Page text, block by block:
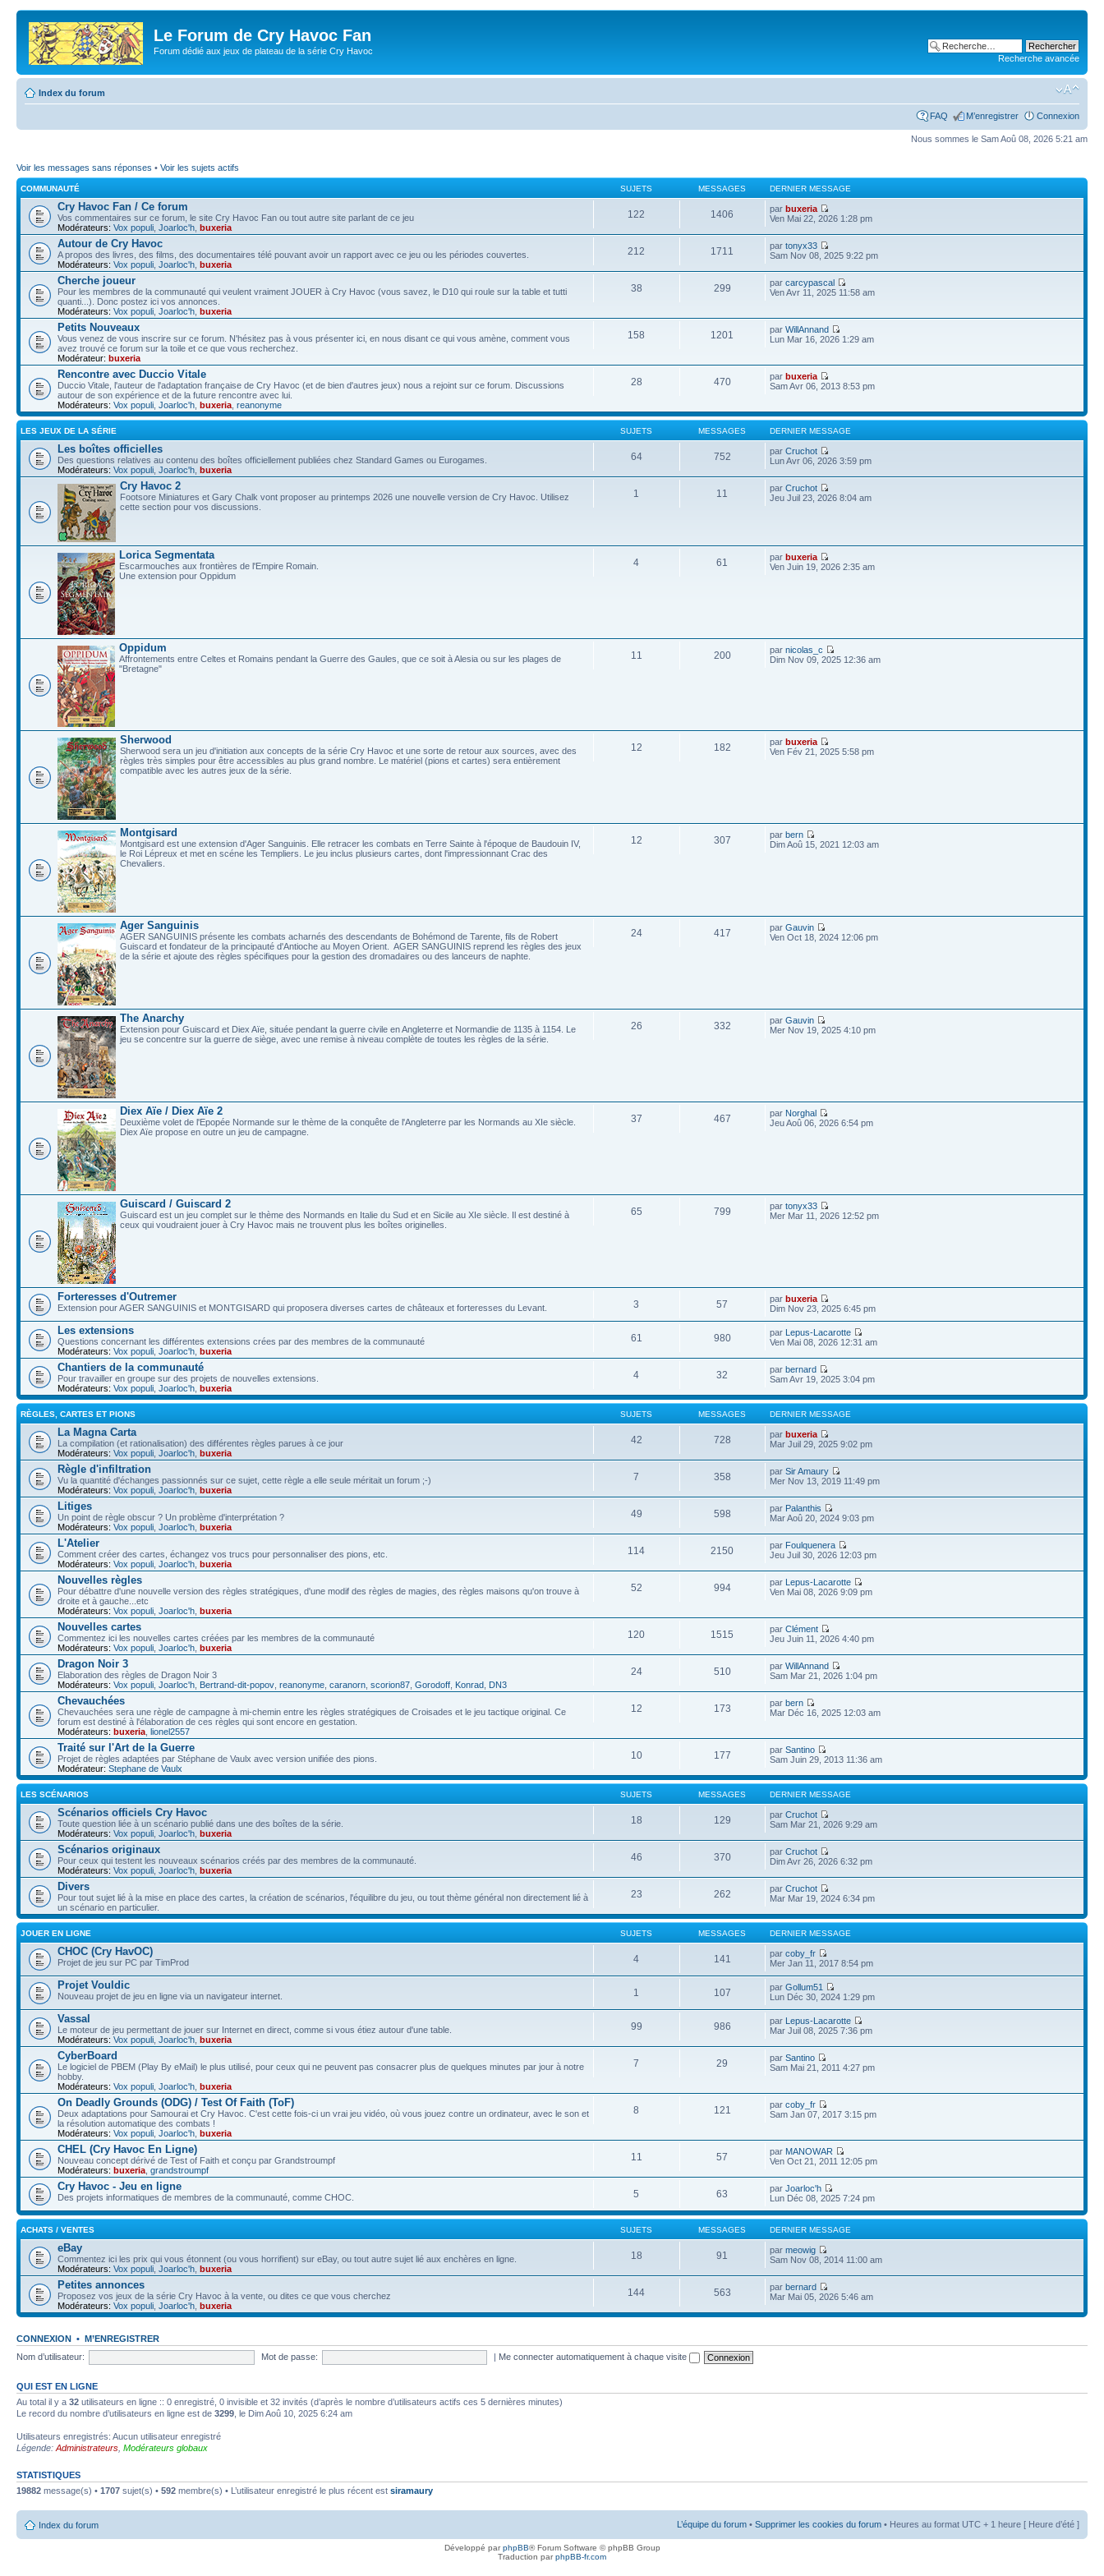
Le Forum de Cry Havoc Fan
Forum dédié aux jeux de plateau de la série Cry Havoc
Recherche avancée
Index du forum
FAQ M’enregistrer Connexion
Nous sommes le Sam Aoû 08, 2026 5:21 am
Voir les messages sans réponses • Voir les sujets actifs
COMMUNAUTÉ SUJETS MESSAGES DERNIER MESSAGE
Cry Havoc Fan / Ce forum
Vos commentaires sur ce forum, le site Cry Havoc Fan ou tout autre site parlant de ce jeu
Modérateurs: Vox populi Joarloc'h buxeria
122 1406 parbuxeria
Ven Mai 22, 2026 1:28 pm
Autour de Cry Havoc
A propos des livres, des films, des documentaires télé pouvant avoir un rapport avec ce jeu ou les périodes couvertes.
Modérateurs: Vox populi Joarloc'h buxeria
212 1711 partonyx33
Sam Nov 08, 2025 9:22 pm
Cherche joueur
Pour les membres de la communauté qui veulent vraiment JOUER à Cry Havoc (vous savez, le D10 qui roule sur la table et tutti
quanti...). Donc postez ici vos annonces.
Modérateurs: Vox populi Joarloc'h buxeria
38 299 parcarcypascal
Ven Avr 11, 2025 11:58 am
Petits Nouveaux
Vous venez de vous inscrire sur ce forum. N'hésitez pas à vous présenter ici, en nous disant ce qui vous amène, comment vous
avez trouvé ce forum sur la toile et ce que vous recherchez.
Modérateur: buxeria
158 1201 parWillAnnand
Lun Mar 16, 2026 1:29 am
Rencontre avec Duccio Vitale
Duccio Vitale, l'auteur de l'adaptation française de Cry Havoc (et de bien d'autres jeux) nous a rejoint sur ce forum. Discussions
autour de son expérience et de la future rencontre avec lui.
Modérateurs: Vox populi Joarloc'h buxeria reanonyme
28 470 parbuxeria
Sam Avr 06, 2013 8:53 pm
LES JEUX DE LA SÉRIE SUJETS MESSAGES DERNIER MESSAGE
Les boîtes officielles
Des questions relatives au contenu des boîtes officiellement publiées chez Standard Games ou Eurogames.
Modérateurs: Vox populi Joarloc'h buxeria
64 752 parCruchot
Lun Avr 06, 2026 3:59 pm
Cry Havoc 2
Footsore Miniatures et Gary Chalk vont proposer au printemps 2026 une nouvelle version de Cry Havoc. Utilisez
cette section pour vos discussions.
1 11 parCruchot
Jeu Juil 23, 2026 8:04 am
Lorica Segmentata
Escarmouches aux frontières de l'Empire Romain.
Une extension pour Oppidum
4 61 parbuxeria
Ven Juin 19, 2026 2:35 am
Oppidum
Affrontements entre Celtes et Romains pendant la Guerre des Gaules, que ce soit à Alesia ou sur les plages de
"Bretagne"
11 200 parnicolas_c
Dim Nov 09, 2025 12:36 am
Sherwood
Sherwood sera un jeu d'initiation aux concepts de la série Cry Havoc et une sorte de retour aux sources, avec des
règles très simples pour être accessibles au plus grand nombre. Le matériel (pions et cartes) sera entièrement
compatible avec les autres jeux de la série.
12 182 parbuxeria
Ven Fév 21, 2025 5:58 pm
Montgisard
Montgisard est une extension d'Ager Sanguinis. Elle retracer les combats en Terre Sainte à l'époque de Baudouin IV,
le Roi Lépreux et met en scéne les Templiers. Le jeu inclus plusieurs cartes, dont l'impressionnant Crac des
Chevaliers.
12 307 parbern
Dim Aoû 15, 2021 12:03 am
Ager Sanguinis
AGER SANGUINIS présente les combats acharnés des descendants de Bohémond de Tarente, fils de Robert
Guiscard et fondateur de la principauté d'Antioche au Moyen Orient. AGER SANGUINIS reprend les règles des jeux
de la série et ajoute des règles spécifiques pour la gestion des dromadaires ou des lanceurs de naphte.
24 417 parGauvin
Ven Oct 18, 2024 12:06 pm
The Anarchy
Extension pour Guiscard et Diex Aïe, située pendant la guerre civile en Angleterre et Normandie de 1135 à 1154. Le
jeu se concentre sur la guerre de siège, avec une remise à niveau complète de toutes les règles de la série.
26 332 parGauvin
Mer Nov 19, 2025 4:10 pm
Diex Aïe / Diex Aïe 2
Deuxième volet de l'Epopée Normande sur le thème de la conquête de l'Angleterre par les Normands au XIe siècle.
Diex Aïe propose en outre un jeu de campagne.
37 467 par Norghal
Jeu Aoû 06, 2026 6:54 pm
Guiscard / Guiscard 2
Guiscard est un jeu complet sur le thème des Normands en Italie du Sud et en Sicile au XIe siècle. Il est destiné à
ceux qui voudraient jouer à Cry Havoc mais ne trouvent plus les boîtes originelles.
65 799 partonyx33
Mer Mar 11, 2026 12:52 pm
Forteresses d'Outremer
Extension pour AGER SANGUINIS et MONTGISARD qui proposera diverses cartes de châteaux et forteresses du Levant. 3 57 parbuxeria
Dim Nov 23, 2025 6:45 pm
Les extensions
Questions concernant les différentes extensions crées par des membres de la communauté
Modérateurs: Vox populi Joarloc'h buxeria
61 980 par Lepus-Lacarotte
Ven Mai 08, 2026 12:31 am
Chantiers de la communauté
Pour travailler en groupe sur des projets de nouvelles extensions.
Modérateurs: Vox populi Joarloc'h buxeria
4 32 parbernard
Sam Avr 19, 2025 3:04 pm
RÈGLES, CARTES ET PIONS SUJETS MESSAGES DERNIER MESSAGE
La Magna Carta
La compilation (et rationalisation) des différentes règles parues à ce jour
Modérateurs: Vox populi Joarloc'h buxeria
42 728 parbuxeria
Mar Juil 29, 2025 9:02 pm
Règle d'infiltration
Vu la quantité d'échanges passionnés sur ce sujet, cette règle a elle seule méritait un forum ;-)
Modérateurs: Vox populi Joarloc'h buxeria
7 358 parSir Amaury
Mer Nov 13, 2019 11:49 pm
Litiges
Un point de règle obscur ? Un problème d'interprétation ?
Modérateurs: Vox populi Joarloc'h buxeria
49 598 par Palanthis
Mar Aoû 20, 2024 9:03 pm
L'Atelier
Comment créer des cartes, échangez vos trucs pour personnaliser des pions, etc.
Modérateurs: Vox populi Joarloc'h buxeria
114 2150 par Foulquenera
Jeu Juil 30, 2026 12:03 pm
Nouvelles règles
Pour débattre d'une nouvelle version des règles stratégiques, d'une modif des règles de magies, des règles maisons qu'on trouve à
droite et à gauche...etc
Modérateurs: Vox populi Joarloc'h buxeria
52 994 par Lepus-Lacarotte
Ven Mai 08, 2026 9:09 pm
Nouvelles cartes
Commentez ici les nouvelles cartes créées par les membres de la communauté
Modérateurs: Vox populi Joarloc'h buxeria
120 1515 parClément
Jeu Juin 11, 2026 4:40 pm
Dragon Noir 3
Elaboration des règles de Dragon Noir 3
Modérateurs: Vox populi Joarloc'h Bertrand-dit-popov reanonyme caranorn scorion87 Gorodoff Konrad DN3
24 510 parWillAnnand
Sam Mar 21, 2026 1:04 pm
Chevauchées
Chevauchées sera une règle de campagne à mi-chemin entre les règles stratégiques de Croisades et le jeu tactique original. Ce
forum est destiné à l'élaboration de ces règles qui sont encore en gestation.
Modérateurs: buxeria lionel2557
12 173 parbern
Mar Déc 16, 2025 12:03 am
Traité sur l'Art de la Guerre
Projet de règles adaptées par Stéphane de Vaulx avec version unifiée des pions.
Modérateur: Stephane de Vaulx
10 177 parSantino
Sam Juin 29, 2013 11:36 am
LES SCÉNARIOS SUJETS MESSAGES DERNIER MESSAGE
Scénarios officiels Cry Havoc
Toute question liée à un scénario publié dans une des boîtes de la série.
Modérateurs: Vox populi Joarloc'h buxeria
18 129 parCruchot
Sam Mar 21, 2026 9:29 am
Scénarios originaux
Pour ceux qui testent les nouveaux scénarios créés par des membres de la communauté.
Modérateurs: Vox populi Joarloc'h buxeria
46 370 parCruchot
Dim Avr 26, 2026 6:32 pm
Divers
Pour tout sujet lié à la mise en place des cartes, la création de scénarios, l'équilibre du jeu, ou tout thème général non directement lié à
un scénario en particulier.
23 262 parCruchot
Mar Mar 19, 2024 6:34 pm
JOUER EN LIGNE SUJETS MESSAGES DERNIER MESSAGE
CHOC (Cry HavOC)
Projet de jeu sur PC par TimProd 4 141 parcoby_fr
Mer Jan 11, 2017 8:54 pm
Projet Vouldic
Nouveau projet de jeu en ligne via un navigateur internet. 1 107 parGollum51
Lun Déc 30, 2024 1:29 pm
Vassal
Le moteur de jeu permettant de jouer sur Internet en direct, comme si vous étiez autour d'une table.
Modérateurs: Vox populi Joarloc'h buxeria
99 986 par Lepus-Lacarotte
Mar Juil 08, 2025 7:36 pm
CyberBoard
Le logiciel de PBEM (Play By eMail) le plus utilisé, pour ceux qui ne peuvent pas consacrer plus de quelques minutes par jour à notre
hobby.
Modérateurs: Vox populi Joarloc'h buxeria
7 29 parSantino
Sam Mai 21, 2011 4:27 pm
On Deadly Grounds (ODG) / Test Of Faith (ToF)
Deux adaptations pour Samourai et Cry Havoc. C'est cette fois-ci un vrai jeu vidéo, où vous jouez contre un ordinateur, avec le son et
la résolution automatique des combats !
Modérateurs: Vox populi Joarloc'h buxeria
8 121 parcoby_fr
Sam Jan 07, 2017 3:15 pm
CHEL (Cry Havoc En Ligne)
Nouveau concept dérivé de Test of Faith et conçu par Grandstroumpf
Modérateurs: buxeria grandstroumpf
11 57 par MANOWAR
Ven Oct 21, 2011 12:05 pm
Cry Havoc - Jeu en ligne
Des projets informatiques de membres de la communauté, comme CHOC. 5 63 parJoarloc'h
Lun Déc 08, 2025 7:24 pm
ACHATS / VENTES SUJETS MESSAGES DERNIER MESSAGE
eBay
Commentez ici les prix qui vous étonnent (ou vous horrifient) sur eBay, ou tout autre sujet lié aux enchères en ligne.
Modérateurs: Vox populi Joarloc'h buxeria
18 91 parmeowig
Sam Nov 08, 2014 11:00 am
Petites annonces
Proposez vos jeux de la série Cry Havoc à la vente, ou dites ce que vous cherchez
Modérateurs: Vox populi Joarloc'h buxeria
144 563 parbernard
Mar Mai 05, 2026 5:46 am
CONNEXION • M’ENREGISTRER
Nom d’utilisateur:
Mot de passe: | Me connecter automatiquement à chaque visite
QUI EST EN LIGNE
Au total il y a 32 utilisateurs en ligne :: 0 enregistré, 0 invisible et 32 invités (d’après le nombre d’utilisateurs actifs ces 5 dernières minutes)
Le record du nombre d’utilisateurs en ligne est de 3299 , le Dim Aoû 10, 2025 6:24 am
Utilisateurs enregistrés: Aucun utilisateur enregistré
Légende: Administrateurs Modérateurs globaux
STATISTIQUES
19882 message(s) • 1707 sujet(s) • 592 membre(s) • L’utilisateur enregistré le plus récent est siramaury
Index du forum L’équipe du forum • Supprimer les cookies du forum • Heures au format UTC + 1 heure [ Heure d’été ]
Développé parphpBB® Forum Software © phpBB Group
Traduction parphpBB-fr.com